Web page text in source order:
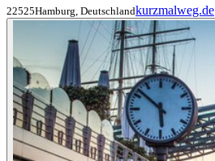
22525Hamburg, Deutschlandkurzmalweg.de